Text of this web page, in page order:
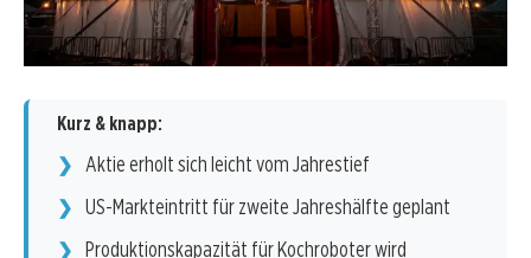
Kurz & knapp:
Aktie erholt sich leicht vom Jahrestief
US-Markteintritt für zweite Jahreshälfte geplant
Produktionskapazität für Kochroboter wird